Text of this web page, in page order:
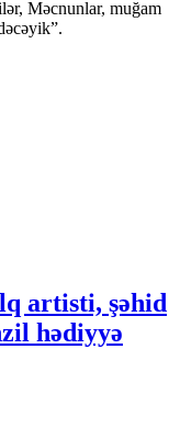
Məcnunlar, muğam
artisti, şəhid
hədiyyə